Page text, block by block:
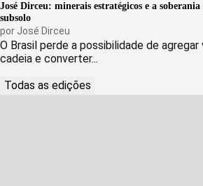
José Dirceu: minerais estratégicos e a
subsolo
por José Dirceu
O Brasil perde a possibilidade de agregar
cadeia e converter...
Todas as edições